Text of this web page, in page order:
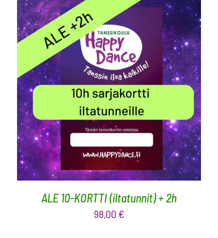
LISÄÄ OSTOSKORIIN / LISÄTIEDOT
ALE 10-KORTTI (iltatunnit) + 2h
98,00 €